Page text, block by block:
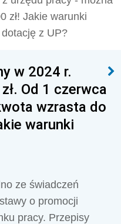
zł! Jakie warunki
z UP?
w 2024 r.
Od 1 czerwca
wzrasta do
warunki
ze świadczeń
o promocji
pracy. Przepisy